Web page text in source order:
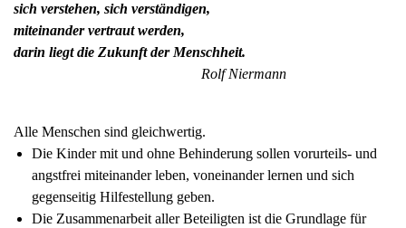
sich verstehen, sich verständigen,
miteinander vertraut werden,
darin liegt die Zukunft der Menschheit.
Rolf Niermann
Alle Menschen sind gleichwertig.
Die Kinder mit und ohne Behinderung sollen vorurteils- und
angstfrei miteinander leben, voneinander lernen und sich
gegenseitig Hilfestellung geben.
Die Zusammenarbeit aller Beteiligten ist die Grundlage für